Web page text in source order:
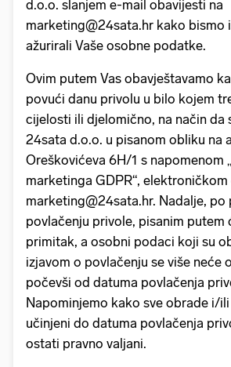
d.o.o. slanjem e-mail obavijesti na
marketing@24sata.hr kako bismo
ažurirali Vaše osobne podatke.
Ovim putem Vas obavještavamo
povući danu privolu u bilo kojem
cijelosti ili djelomično, na način da
24sata d.o.o. u pisanom obliku na
Oreškovićeva 6H/1 s napomenom
marketinga GDPR“,
marketing@24sata.hr. Nadalje, po
povlačenju privole, pisanim
primitak, a osobni podaci koji su
izjavom o povlačenju se više neće
počevši od datuma povlačenja
Napominjemo kako sve obrade i/
učinjeni do datuma povlačenja
ostati pravno valjani.